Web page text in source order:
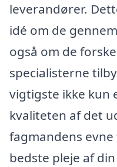
leverandører.
idé om de
også om de
specialisterne
vigtigste ikke kun
kvaliteten af det
fagmandens
bedste pleje af